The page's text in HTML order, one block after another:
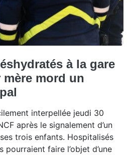
à la gare
mord un
interpellée jeudi 30
après le signalement d’un
trois enfants. Hospitalisés
faire l’objet d’une